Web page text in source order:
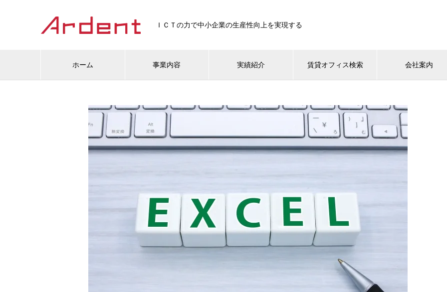
ＩＣＴの力で中小企業の生産性向上を実現する
ホーム 事業内容 実績紹介 賃貸オフィス検索 会社案内